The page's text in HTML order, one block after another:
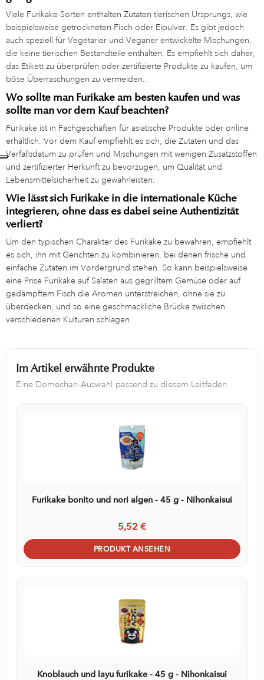
Viele Furikake-Sorten enthalten Zutaten tierischen Ursprungs, wie
beispielsweise getrockneten Fisch oder Eipulver. Es gibt jedoch
auch speziell für Vegetarier und Veganer entwickelte Mischungen,
die keine tierischen Bestandteile enthalten. Es empfiehlt sich daher,
das Etikett zu überprüfen oder zertifizierte Produkte zu kaufen, um
böse Überraschungen zu vermeiden..
Wo sollte man Furikake am besten kaufen und was
sollte man vor dem Kauf beachten?
Furikake ist in Fachgeschäften für asiatische Produkte oder online
erhältlich. Vor dem Kauf empfiehlt es sich, die Zutaten und das
Verfallsdatum zu prüfen und Mischungen mit wenigen Zusatzstoffen
und zertifizierter Herkunft zu bevorzugen, um Qualität und
Lebensmittelsicherheit zu gewährleisten.
Wie lässt sich Furikake in die internationale Küche
integrieren, ohne dass es dabei seine Authentizität
verliert?
Um den typischen Charakter des Furikake zu bewahren, empfiehlt
es sich, ihn mit Gerichten zu kombinieren, bei denen frische und
einfache Zutaten im Vordergrund stehen. So kann beispielsweise
eine Prise Furikake auf Salaten aus gegrilltem Gemüse oder auf
gedämpftem Fisch die Aromen unterstreichen, ohne sie zu
überdecken, und so eine geschmackliche Brücke zwischen
verschiedenen Kulturen schlagen.
Im Artikel erwähnte Produkte
Eine Domechan-Auswahl passend zu diesem Leitfaden.
Furikake bonito und nori algen - 45 g - Nihonkaisui
5,52 €
PRODUKT ANSEHEN
Knoblauch und layu furikake - 45 g - Nihonkaisui